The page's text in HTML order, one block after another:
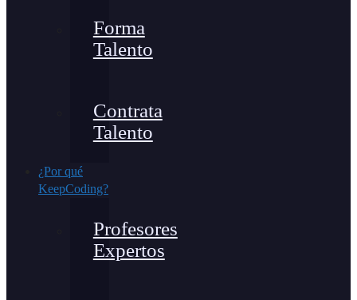
Forma
Talento
Contrata
Talento
¿Por qué
KeepCoding?
Profesores
Expertos